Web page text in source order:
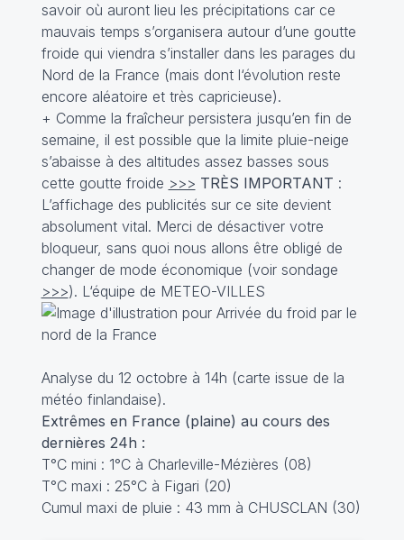
savoir où auront lieu les précipitations car ce
mauvais temps s’organisera autour d’une goutte
froide qui viendra s’installer dans les parages du
Nord de la France (mais dont l‘évolution reste
encore aléatoire et très capricieuse).
+ Comme la fraîcheur persistera jusqu’en fin de
semaine, il est possible que la limite pluie-neige
s’abaisse à des altitudes assez basses sous
cette goutte froide >>> TRÈS IMPORTANT :
L’affichage des publicités sur ce site devient
absolument vital. Merci de désactiver votre
bloqueur, sans quoi nous allons être obligé de
changer de mode économique (voir sondage
>>>). L‘équipe de METEO-VILLES
Analyse du 12 octobre à 14h (carte issue de la
météo finlandaise).
Extrêmes en France (plaine) au cours des
dernières 24h :
T°C mini : 1°C à Charleville-Mézières (08)
T°C maxi : 25°C à Figari (20)
Cumul maxi de pluie : 43 mm à CHUSCLAN (30)